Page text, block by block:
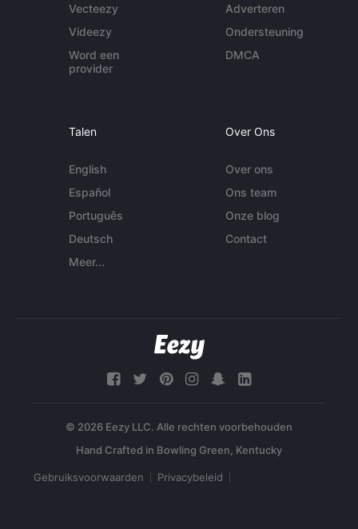
Vecteezy
Videezy
Word een
provider
Adverteren
Ondersteuning
DMCA
Talen
English
Español
Português
Deutsch
Meer...
Over Ons
Over ons
Ons team
Onze blog
Contact
© 2026 Eezy LLC. Alle rechten voorbehouden
Gebruiksvoorwaarden Privacybeleid